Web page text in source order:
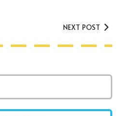
NEXT POST